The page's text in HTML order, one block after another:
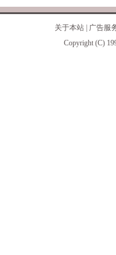
关于本站
广告服
Copyright (C)